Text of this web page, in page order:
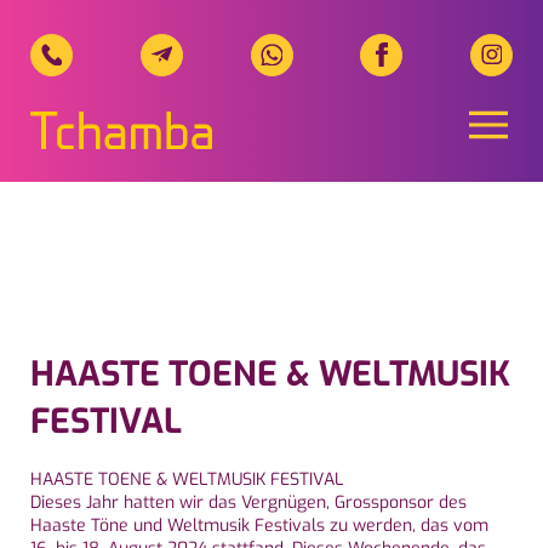
Tchamba Telecom, Ihr
HAASTE TOENE & WELTMUSIK
FESTIVAL
HAASTE TOENE & WELTMUSIK FESTIVAL
Dieses Jahr hatten wir das Vergnügen, Grossponsor des
Haaste Töne und Weltmusik Festivals zu werden, das vom